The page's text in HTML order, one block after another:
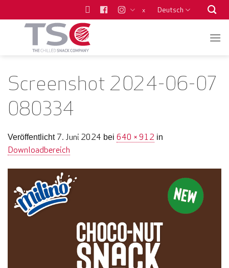
Inhalt
x Deutsch
Screenshot 2024-06-07
080334
Veröffentlicht 7. Juni 2024 bei 640 × 912 in
Downloadbereich